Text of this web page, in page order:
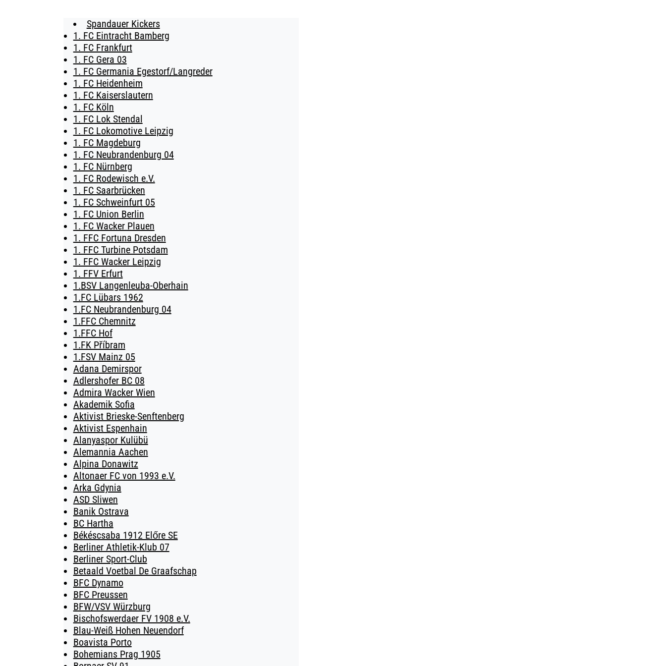
BUSINESS
SÜDKURVE
TICKETING
Spandauer Kickers
1. FC Eintracht Bamberg
1. FC Frankfurt
1. FC Gera 03
1. FC Germania Egestorf/Langreder
1. FC Heidenheim
1. FC Kaiserslautern
1. FC Köln
1. FC Lok Stendal
1. FC Lokomotive Leipzig
1. FC Magdeburg
1. FC Neubrandenburg 04
1. FC Nürnberg
1. FC Rodewisch e.V.
1. FC Saarbrücken
1. FC Schweinfurt 05
1. FC Union Berlin
1. FC Wacker Plauen
1. FFC Fortuna Dresden
1. FFC Turbine Potsdam
1. FFC Wacker Leipzig
1. FFV Erfurt
1.BSV Langenleuba-Oberhain
1.FC Lübars 1962
1.FC Neubrandenburg 04
1.FFC Chemnitz
1.FFC Hof
1.FK Příbram
1.FSV Mainz 05
Adana Demirspor
Adlershofer BC 08
Admira Wacker Wien
Akademik Sofia
Aktivist Brieske-Senftenberg
Aktivist Espenhain
Alanyaspor Kulübü
Alemannia Aachen
Alpina Donawitz
Altonaer FC von 1993 e.V.
Arka Gdynia
ASD Sliwen
Banik Ostrava
BC Hartha
Békéscsaba 1912 Előre SE
Berliner Athletik-Klub 07
Berliner Sport-Club
Betaald Voetbal De Graafschap
BFC Dynamo
BFC Preussen
BFW/VSV Würzburg
Bischofswerdaer FV 1908 e.V.
Blau-Weiß Hohen Neuendorf
Boavista Porto
Bohemians Prag 1905